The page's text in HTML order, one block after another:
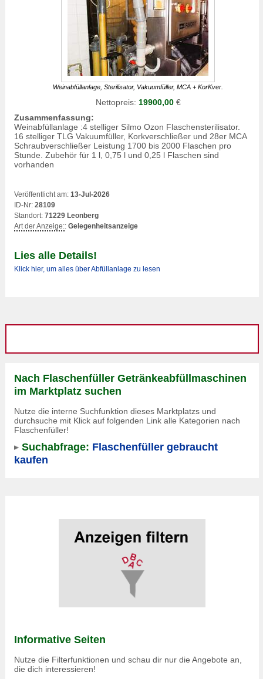
Weinabfüllanlage, Sterilisator, Vakuumfüller, MCA + KorKver.
Nettopreis: 19900,00€
Zusammenfassung:
Weinabfüllanlage :4 stelliger Silmo Ozon Flaschensterilisator.
16 stelliger TLG Vakuumfüller, Korkverschließer und 28er MCA
Schraubverschließer Leistung 1700 bis 2000 Flaschen pro
Stunde. Zubehör für 1 l, 0,75 l und 0,25 l Flaschen sind
vorhanden
Veröffentlicht am: 13-Jul-2026
ID-Nr: 28109
Standort: 71229 Leonberg
Art der Anzeige:: Gelegenheitsanzeige
Lies alle Details!
Klick hier, um alles über Abfüllanlage zu lesen
Nach Flaschenfüller Getränkeabfüllmaschinen
im Marktplatz suchen
Nutze die interne Suchfunktion dieses Marktplatzs und
durchsuche mit Klick auf folgenden Link alle Kategorien nach
Flaschenfüller!
Suchabfrage: Flaschenfüller gebraucht
kaufen
Informative Seiten
Nutze die Filterfunktionen und schau dir nur die Angebote an,
die dich interessieren!